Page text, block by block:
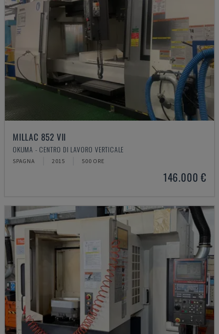
MILLAC 852 VII
OKUMA - CENTRO DI LAVORO VERTICALE
SPAGNA 2015 500 ORE
146.000 €